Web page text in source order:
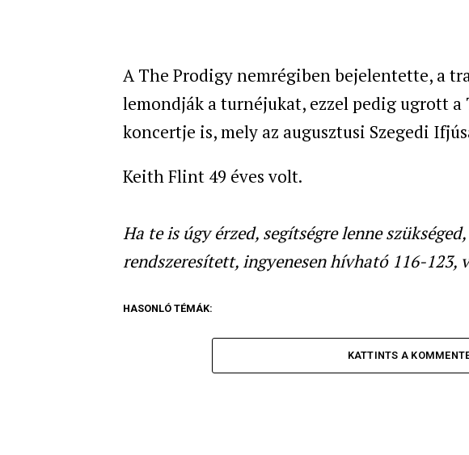
A The Prodigy nemrégiben bejelentette, a
lemondják a turnéjukat, ezzel pedig ugrott
koncertje is, mely az augusztusi Szegedi
Keith Flint 49 éves volt.
Ha te is úgy érzed, segítségre lenne
rendszeresített, ingyenesen hívható 116-123,
HASONLÓ TÉMÁK:
KATTINTS A